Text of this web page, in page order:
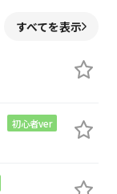
すべてを表示
初心者ver